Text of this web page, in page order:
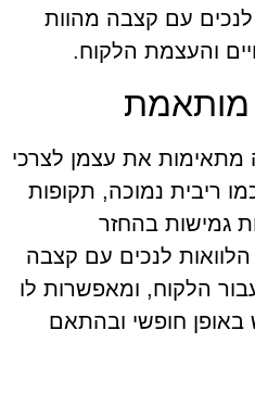
לנכים עם קצבה מהוות
והעצמת הלקוח.
מותאמת
מתאימות את עצמן לצרכי
ריבית נמוכה, תקופות
גמישות בהחזר
לנכים עם קצבה
הלקוח, ומאפשרות לו
חופשי ובהתאם